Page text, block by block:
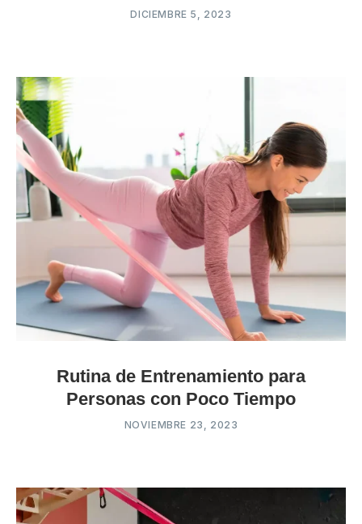
DICIEMBRE 5, 2023
Rutina de Entrenamiento para
Personas con Poco Tiempo
NOVIEMBRE 23, 2023